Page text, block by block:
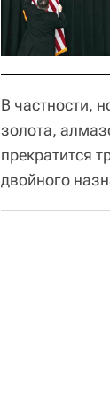
В частности,
золота,
прекратится
двойного